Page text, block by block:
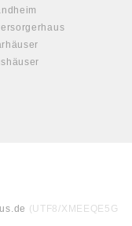
(UTF8/XMEEQE5G